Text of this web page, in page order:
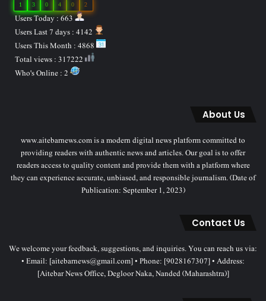
2
0
4
0
3
1
About Us
www.aitebarnews.com is a modern digital news platform committed to
providing readers with authentic news and articles. Our goal is to offer
readers access to quality content and provide them with a platform where
they can experience accurate, unbiased, and responsible journalism. (Date of
Publication: September 1, 2023)
Contact Us
We welcome your feedback, suggestions, and inquiries. You can reach us via:
• Email: [aitebarnews@gmail.com] • Phone: [9028167307] • Address:
[Aitebar News Office, Degloor Naka, Nanded (Maharashtra)]